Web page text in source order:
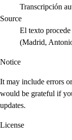
Transcripción
Source
El texto
(Madrid,
Notice
It may include errors
would be grateful if
updates.
License